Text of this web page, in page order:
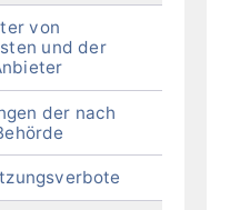
von
und der
der nach